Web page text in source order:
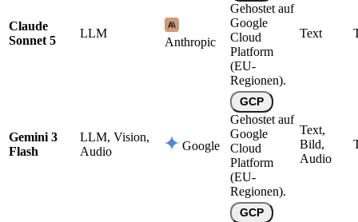
Claude
Sonnet 5
LLM
Anthropic
Gehostet auf
Google
Cloud
Platform
(EU-
Regionen).
Text
Gemini 3
Flash
LLM, Vision,
Audio
Google
GCP
Gehostet auf
Google
Cloud
Platform
(EU-
Regionen).
Text,
Bild,
Audio
GCP